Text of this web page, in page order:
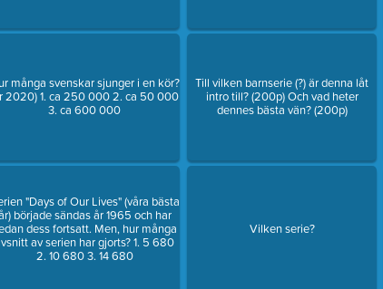
många svenskar sjunger i en kör?
2020) 1. ca 250 000 2. ca 50 000
3. ca 600 000
"Days of Our Lives" (våra bästa
började sändas år 1965 och har
dess fortsatt. Men, hur många
av serien har gjorts? 1. 5 680
2. 10 680 3. 14 680
Till vilken barnserie (?) är denna låt
intro till? (200p) Och vad heter
dennes bästa vän? (200p)
Vilken serie?